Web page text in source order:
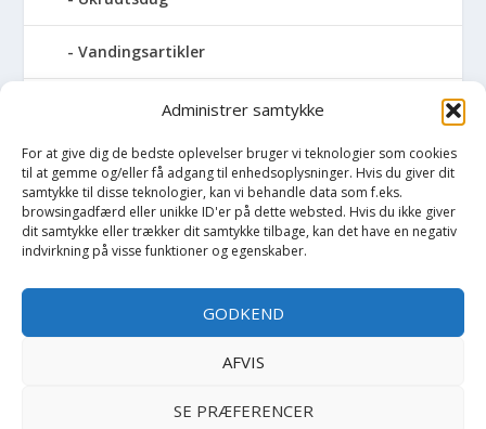
Administrer samtykke
For at give dig de bedste oplevelser bruger vi teknologier som cookies
til at gemme og/eller få adgang til enhedsoplysninger. Hvis du giver dit
samtykke til disse teknologier, kan vi behandle data som f.eks.
browsingadfærd eller unikke ID'er på dette websted. Hvis du ikke giver
dit samtykke eller trækker dit samtykke tilbage, kan det have en negativ
indvirkning på visse funktioner og egenskaber.
GODKEND
AFVIS
SE PRÆFERENCER
Vandingsartikler
Vandslanger
Vildthegn
vækstdug
Maling